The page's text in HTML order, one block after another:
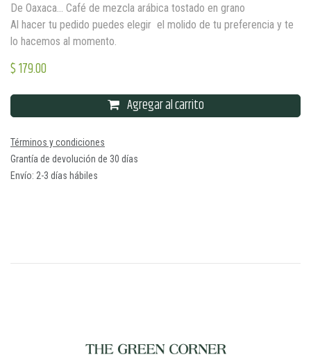
De Oaxaca... Café de mezcla arábica tostado en grano
Al hacer tu pedido puedes elegir el molido de tu preferencia y te
lo hacemos al momento.
$179.00
Agregar al carrito
Términos y condiciones
Grantía de devolución de 30 días
Envío: 2-3 días hábiles